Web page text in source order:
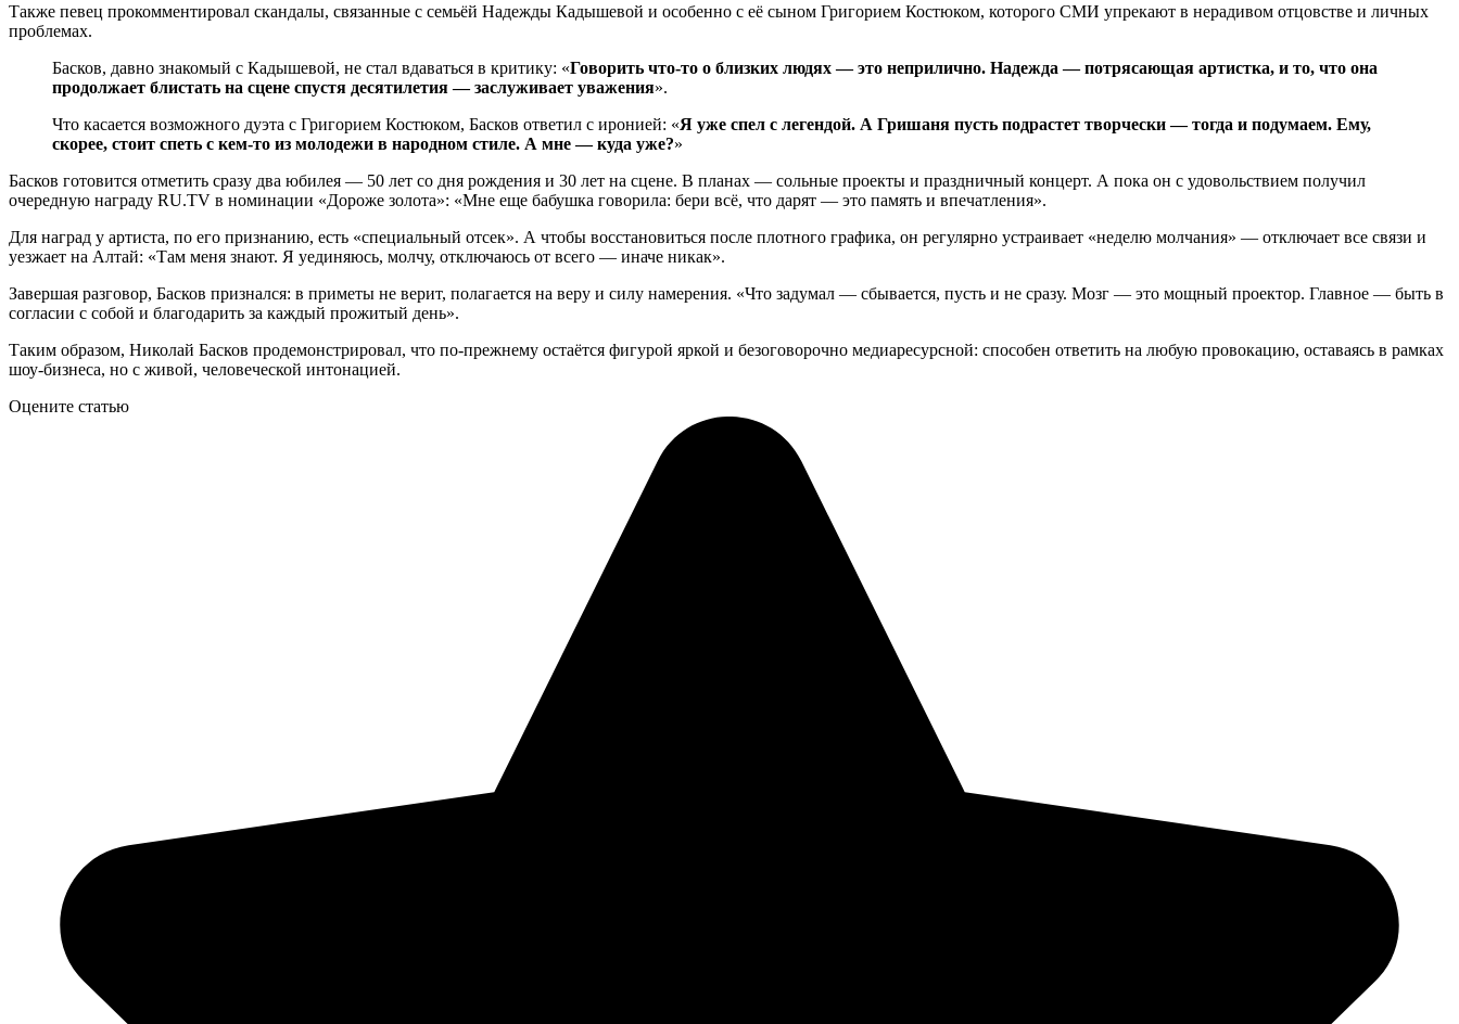
Также певец прокомментировал скандалы, связанные с семьёй Надежды Кадышевой и особенно с её сыном Григорием Костюком, которого СМИ упрекают в нерадивом отцовстве и личных
проблемах.
Басков, давно знакомый с Кадышевой, не стал вдаваться в критику: «Говорить что-то о близких людях — это неприлично. Надежда — потрясающая артистка, и то, что она
продолжает блистать на сцене спустя десятилетия — заслуживает уважения».
Что касается возможного дуэта с Григорием Костюком, Басков ответил с иронией: «Я уже спел с легендой. А Гришаня пусть подрастет творчески — тогда и подумаем. Ему,
скорее, стоит спеть с кем-то из молодежи в народном стиле. А мне — куда уже?»
Басков готовится отметить сразу два юбилея — 50 лет со дня рождения и 30 лет на сцене. В планах — сольные проекты и праздничный концерт. А пока он с удовольствием получил
очередную награду RU.TV в номинации «Дороже золота»: «Мне еще бабушка говорила: бери всё, что дарят — это память и впечатления».
Для наград у артиста, по его признанию, есть «специальный отсек». А чтобы восстановиться после плотного графика, он регулярно устраивает «неделю молчания» — отключает все связи и
уезжает на Алтай: «Там меня знают. Я уединяюсь, молчу, отключаюсь от всего — иначе никак».
Завершая разговор, Басков признался: в приметы не верит, полагается на веру и силу намерения. «Что задумал — сбывается, пусть и не сразу. Мозг — это мощный проектор. Главное — быть в
согласии с собой и благодарить за каждый прожитый день».
Таким образом, Николай Басков продемонстрировал, что по-прежнему остаётся фигурой яркой и безоговорочно медиаресурсной: способен ответить на любую провокацию, оставаясь в рамках
шоу-бизнеса, но с живой, человеческой интонацией.
Оцените статью